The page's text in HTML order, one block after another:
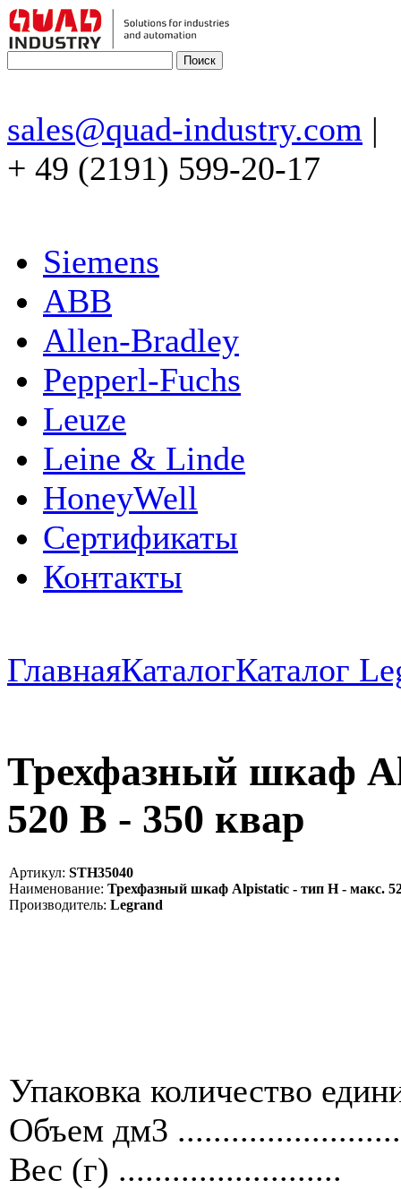
sales@quad-industry.com |
+ 49 (2191) 599-20-17
Siemens
ABB
Allen-Bradley
Pepperl-Fuchs
Leuze
Leine & Linde
HoneyWell
Сертификаты
Контакты
ГлавнаяКаталогКаталог
Трехфазный шкаф
520 В - 350 квар
Артикул: STH35040
Наименование: Трехфазный шкаф Alpistatic - тип Н - макс.
Производитель: Legrand
Упаковка количество
Объем дм3 .........................
Вес (г) .........................